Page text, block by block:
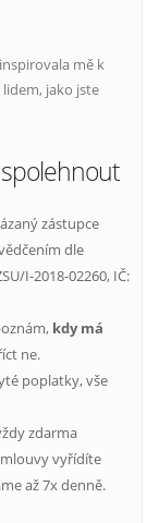
mě k
jako jste
zástupce
dle
I-2018-02260, IČ:
kdy má
ne.
poplatky, vše
zdarma
vyřídíte
až 7x denně.